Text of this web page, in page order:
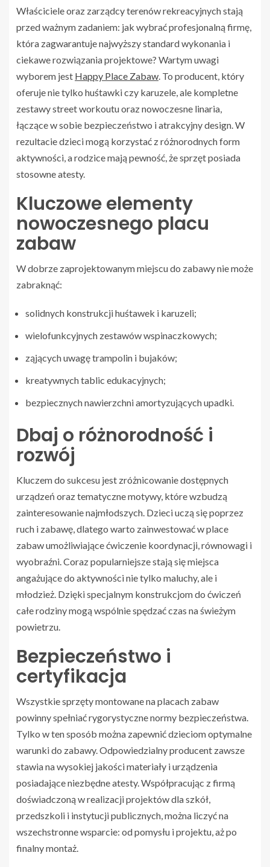
Właściciele oraz zarządcy terenów rekreacyjnych stają
przed ważnym zadaniem: jak wybrać profesjonalną firmę,
która zagwarantuje najwyższy standard wykonania i
ciekawe rozwiązania projektowe? Wartym uwagi
wyborem jest Happy Place Zabaw. To producent, który
oferuje nie tylko huśtawki czy karuzele, ale kompletne
zestawy street workoutu oraz nowoczesne linaria,
łączące w sobie bezpieczeństwo i atrakcyjny design. W
rezultacie dzieci mogą korzystać z różnorodnych form
aktywności, a rodzice mają pewność, że sprzęt posiada
stosowne atesty.
Kluczowe elementy
nowoczesnego placu
zabaw
W dobrze zaprojektowanym miejscu do zabawy nie może
zabraknąć:
solidnych konstrukcji huśtawek i karuzeli;
wielofunkcyjnych zestawów wspinaczkowych;
ząjących uwagę trampolin i bujaków;
kreatywnych tablic edukacyjnych;
bezpiecznych nawierzchni amortyzujących upadki.
Dbaj o różnorodność i
rozwój
Kluczem do sukcesu jest zróżnicowanie dostępnych
urządzeń oraz tematyczne motywy, które wzbudzą
zainteresowanie najmłodszych. Dzieci uczą się poprzez
ruch i zabawę, dlatego warto zainwestować w place
zabaw umożliwiające ćwiczenie koordynacji, równowagi i
wyobraźni. Coraz popularniejsze stają się miejsca
angażujące do aktywności nie tylko maluchy, ale i
młodzież. Dzięki specjalnym konstrukcjom do ćwiczeń
całe rodziny mogą wspólnie spędzać czas na świeżym
powietrzu.
Bezpieczeństwo i
certyfikacja
Wszystkie sprzęty montowane na placach zabaw
powinny spełniać rygorystyczne normy bezpieczeństwa.
Tylko w ten sposób można zapewnić dzieciom optymalne
warunki do zabawy. Odpowiedzialny producent zawsze
stawia na wysokiej jakości materiały i urządzenia
posiadające niezbędne atesty. Współpracując z firmą
doświadczoną w realizacji projektów dla szkół,
przedszkoli i instytucji publicznych, można liczyć na
wszechstronne wsparcie: od pomysłu i projektu, aż po
finalny montaż.